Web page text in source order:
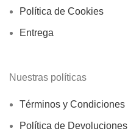
Política de Cookies
Entrega
Nuestras políticas
Términos y Condiciones
Política de Devoluciones